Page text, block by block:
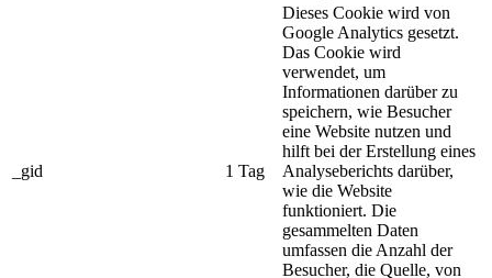
_gid 1 Tag
Dieses Cookie wird von
Google Analytics gesetzt.
Das Cookie wird
verwendet, um
Informationen darüber zu
speichern, wie Besucher
eine Website nutzen und
hilft bei der Erstellung eines
Analyseberichts darüber,
wie die Website
funktioniert. Die
gesammelten Daten
umfassen die Anzahl der
Besucher, die Quelle, von